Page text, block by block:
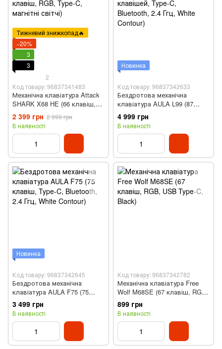
Тижневий знижкопад🔥
−20%
3
3
2
Код товару: 96837341483
Механічна клавіатура Attack
SHARK X68 HE (66 клавіш,
RGB, Type-C, магнітні світчі)
2 399 грн 2 999 грн
В наявності
Новинка
Код товару: 96837342633
Бездротова механічна
клавіатура AULA L99 (87
клавішей, Type-C, Bluetooth,
2.4 Ггц, White Contour)
4 999 грн
В наявності
Новинка
Код товару: 96837342645
Бездротова механічна
клавіатура AULA F75 (75
клавіш, Type-C, Bluetooth, 2.4
Ггц, White Contour)
3 499 грн
В наявності
Код товару: 96837342782
Механічна клавіатура Free
Wolf M68SE (67 клавіш, RGB,
USB Type-C, Black)
899 грн
В наявності